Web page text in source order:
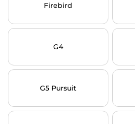
Firebird
G4
G5 Pursuit